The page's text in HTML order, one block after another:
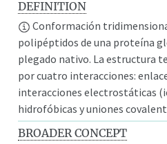
DEFINITION
Conformación
polipéptidos de una proteína
plegado nativo. La estructura
por cuatro interacciones:
interacciones electrostáticas
hidrofóbicas y uniones
BROADER CONCEPT